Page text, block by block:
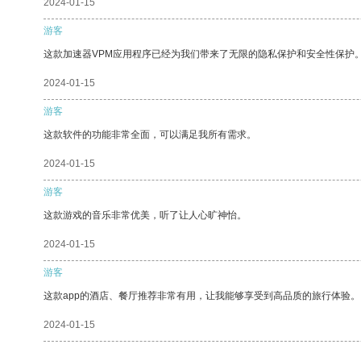
2024-01-15
游客
这款加速器VPM应用程序已经为我们带来了无限的隐私保护和安全性保护
2024-01-15
游客
这款软件的功能非常全面，可以满足我所有需求。
2024-01-15
游客
这款游戏的音乐非常优美，听了让人心旷神怡。
2024-01-15
游客
这款app的酒店、餐厅推荐非常有用，让我能够享受到高品质的旅行体验。
2024-01-15